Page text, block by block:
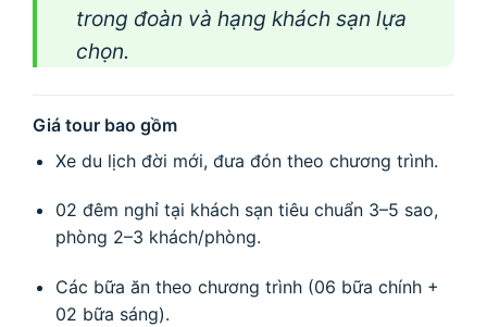
trong đoàn và hạng khách sạn lựa
chọn.
Giá tour bao gồm
Xe du lịch đời mới, đưa đón theo chương trình.
02 đêm nghỉ tại khách sạn tiêu chuẩn 3–5 sao,
phòng 2–3 khách/phòng.
Các bữa ăn theo chương trình (06 bữa chính +
02 bữa sáng).